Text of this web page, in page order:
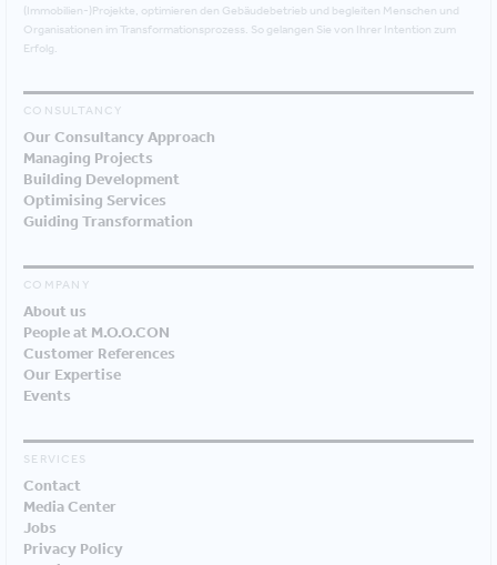
(Immobilien-)Projekte, optimieren den Gebäudebetrieb und begleiten Menschen und
Organisationen im Transformationsprozess. So gelangen Sie von Ihrer Intention zum
Erfolg.
CONSULTANCY
Our Consultancy Approach
Managing Projects
Building Development
Optimising Services
Guiding Transformation
COMPANY
About us
People at M.O.O.CON
Customer References
Our Expertise
Events
SERVICES
Contact
Media Center
Jobs
Privacy Policy